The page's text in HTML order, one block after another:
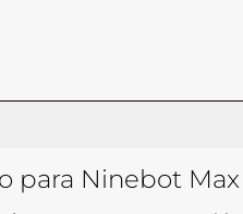
para Ninebot